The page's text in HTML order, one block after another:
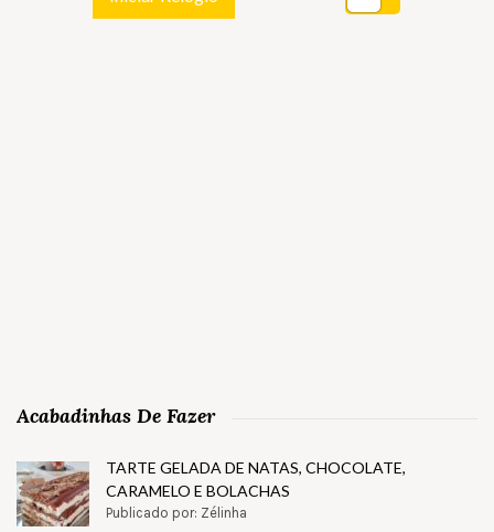
Acabadinhas De Fazer
TARTE GELADA DE NATAS, CHOCOLATE,
CARAMELO E BOLACHAS
Publicado por: Zélinha